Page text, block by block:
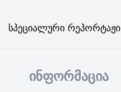
Სპეციალური Რეპორტაჟი
ინფორმაცია